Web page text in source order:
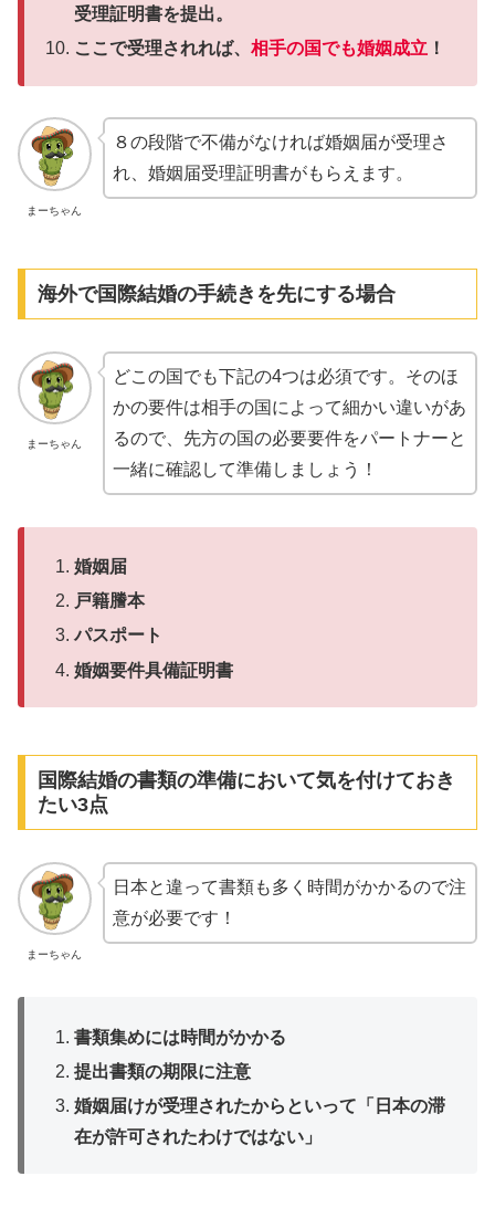
受理証明書を提出。
ここで受理されれば、相手の国でも婚姻成立 ！
まーちゃん
８の段階で不備がなければ婚姻届が受理さ
れ、婚姻届受理証明書がもらえます。
海外で国際結婚の手続きを先にする場合
まーちゃん
どこの国でも下記の4つは必須です。そのほ
かの要件は相手の国によって細かい違いがあ
るので、先方の国の必要要件をパートナーと
一緒に確認して準備しましょう！
婚姻届
戸籍謄本
パスポート
婚姻要件具備証明書
国際結婚の書類の準備において気を付けておき
たい3点
まーちゃん
日本と違って書類も多く時間がかかるので注
意が必要です！
書類集めには時間がかかる
提出書類の期限に注意
婚姻届けが受理されたからといって「日本の滞
在が許可されたわけではない」